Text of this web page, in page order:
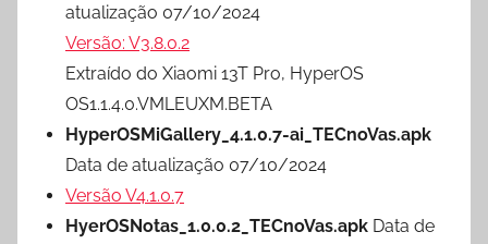
atualização 07/10/2024
Versão: V3.8.0.2
Extraído do Xiaomi 13T Pro, HyperOS
OS1.1.4.0.VMLEUXM.BETA
HyperOSMiGallery_4.1.0.7-ai_TECnoVas.apk
Data de atualização 07/10/2024
Versão V4.1.0.7
HyerOSNotas_1.0.0.2_TECnoVas.apk Data de